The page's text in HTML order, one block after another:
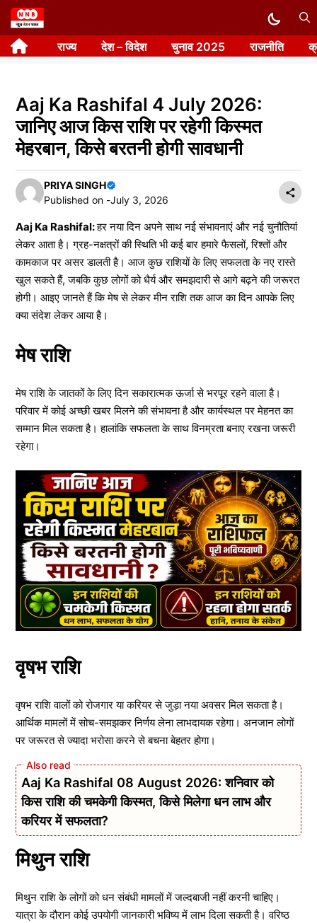
Skip
to
content राज्य देश – विदेश चुनाव 2025 राजनीति
Aaj Ka Rashifal 4 July 2026:
जानिए आज किस राशि पर रहेगी किस्मत
मेहरबान, किसे बरतनी होगी सावधानी
PRIYA SINGH
Published on -July 3, 2026
Aaj Ka Rashifal:हर नया दिन अपने साथ नई संभावनाएं और नई चुनौतियां
लेकर आता है। ग्रह-नक्षत्रों की स्थिति भी कई बार हमारे फैसलों, रिश्तों और
कामकाज पर असर डालती है। आज कुछ राशियों के लिए सफलता के नए रास्ते
खुल सकते हैं, जबकि कुछ लोगों को धैर्य और समझदारी से आगे बढ़ने की जरूरत
होगी। आइए जानते हैं कि मेष से लेकर मीन राशि तक आज का दिन आपके लिए
क्या संदेश लेकर आया है।
मेष राशि
मेष राशि के जातकों के लिए दिन सकारात्मक ऊर्जा से भरपूर रहने वाला है।
परिवार में कोई अच्छी खबर मिलने की संभावना है और कार्यस्थल पर मेहनत का
सम्मान मिल सकता है। हालांकि सफलता के साथ विनम्रता बनाए रखना जरूरी
रहेगा।
वृषभ राशि
वृषभ राशि वालों को रोजगार या करियर से जुड़ा नया अवसर मिल सकता है।
आर्थिक मामलों में सोच-समझकर निर्णय लेना लाभदायक रहेगा। अनजान लोगों
पर जरूरत से ज्यादा भरोसा करने से बचना बेहतर होगा।
Aaj Ka Rashifal 08 August 2026: शनिवार को
किस राशि की चमकेगी किस्मत, किसे मिलेगा धन लाभ और
करियर में सफलता?
मिथुन राशि
मिथुन राशि के लोगों को धन संबंधी मामलों में जल्दबाजी नहीं करनी चाहिए।
यात्रा के दौरान कोई उपयोगी जानकारी भविष्य में लाभ दिला सकती है। वरिष्ठ